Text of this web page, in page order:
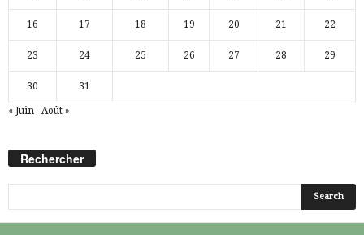
16 17 18 19 20 21 22
23 24 25 26 27 28 29
30 31
« Juin Août »
Rechercher